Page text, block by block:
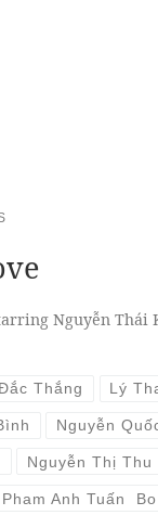
Nguyễn Thái
Thắng Lý
Nguyễn
Nguyễn Thị Thu
Pham Anh Tuấn Bo